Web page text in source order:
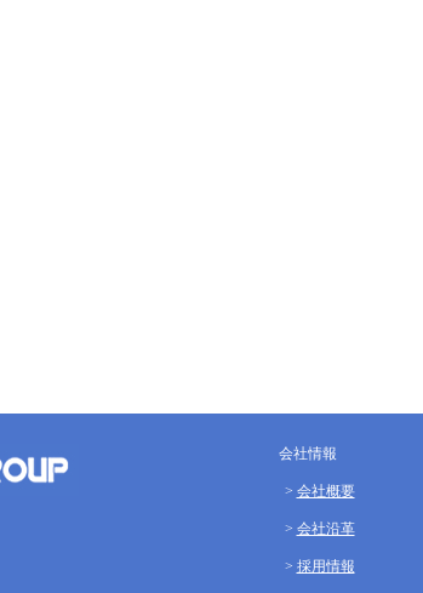
会社情報
会社概要
会社沿革
採用情報